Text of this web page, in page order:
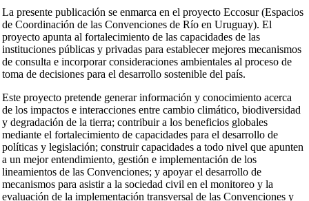
La presente publicación se enmarca en el proyecto Eccosur (Espacios
de Coordinación de las Convenciones de Río en Uruguay). El
proyecto apunta al fortalecimiento de las capacidades de las
instituciones públicas y privadas para establecer mejores mecanismos
de consulta e incorporar consideraciones ambientales al proceso de
toma de decisiones para el desarrollo sostenible del país.
Este proyecto pretende generar información y conocimiento acerca
de los impactos e interacciones entre cambio climático, biodiversidad
y degradación de la tierra; contribuir a los beneficios globales
mediante el fortalecimiento de capacidades para el desarrollo de
políticas y legislación; construir capacidades a todo nivel que apunten
a un mejor entendimiento, gestión e implementación de los
lineamientos de las Convenciones; y apoyar el desarrollo de
mecanismos para asistir a la sociedad civil en el monitoreo y la
evaluación de la implementación transversal de las Convenciones y